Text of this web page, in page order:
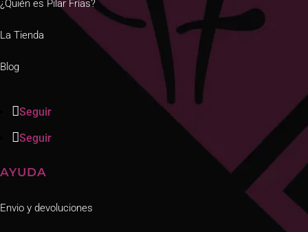
¿Quién es Pilar Frías?
La Tienda
Blog
Seguir
Seguir
AYUDA
Envio y devoluciones